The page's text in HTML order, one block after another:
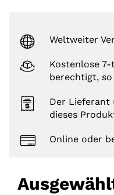
Weltweiter
Kostenlose
berechtigt,
Der Lieferant
dieses
Online oder